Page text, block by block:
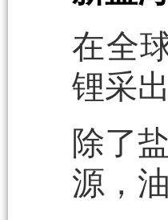
在全
锂采
除了
源，